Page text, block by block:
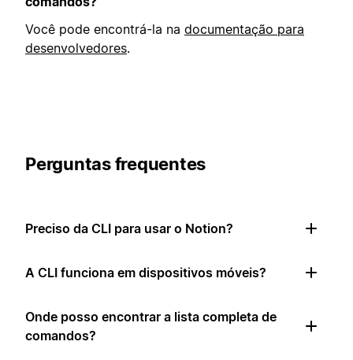
Você pode encontrá-la na documentação para
desenvolvedores.
Perguntas frequentes
Preciso da CLI para usar o Notion?
A CLI funciona em dispositivos móveis?
Onde posso encontrar a lista completa de
comandos?